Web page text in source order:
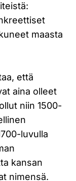
maasta
että
aina olleet
niin 1500-
luvulla
kansan
nimensä.